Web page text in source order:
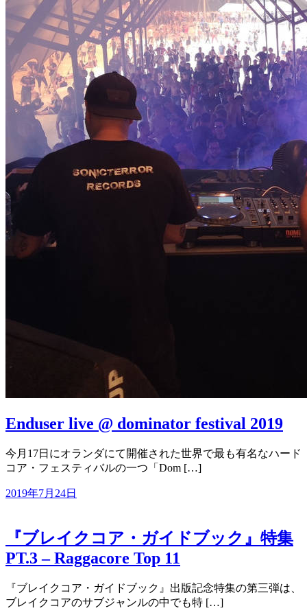
Enduser live @ dominator festival 2019
今月17日にオランダにて開催された世界で最も有名なハード
コア・フェスティバルの一つ「Dom […]
2019年7月24日
『ブレイクコア・ガイドブック』特集
PT.3 – Raggacore Top 11
『ブレイクコア・ガイドブック』出版記念特集の第三弾は、
ブレイクコアのサブジャンルの中でも特 […]